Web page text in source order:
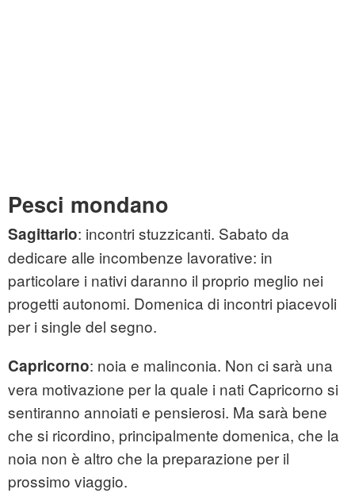
Pesci mondano
Sagittario: incontri stuzzicanti. Sabato da
dedicare alle incombenze lavorative: in
particolare i nativi daranno il proprio meglio nei
progetti autonomi. Domenica di incontri piacevoli
per i single del segno.
Capricorno: noia e malinconia. Non ci sarà una
vera motivazione per la quale i nati Capricorno si
sentiranno annoiati e pensierosi. Ma sarà bene
che si ricordino, principalmente domenica, che la
noia non è altro che la preparazione per il
prossimo viaggio.